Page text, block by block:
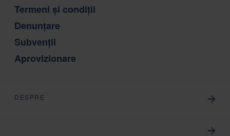
Termeni și condiții
Denunțare
Subvenții
Aprovizionare
DESPRE